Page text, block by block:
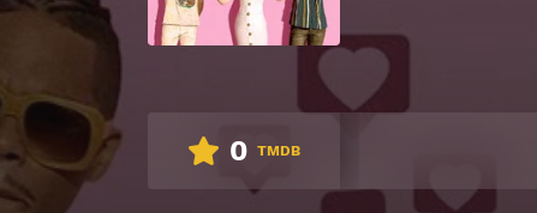
0 TMDB